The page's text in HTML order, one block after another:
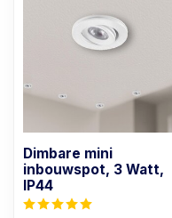
Dimbare mini
inbouwspot, 3 Watt,
IP44